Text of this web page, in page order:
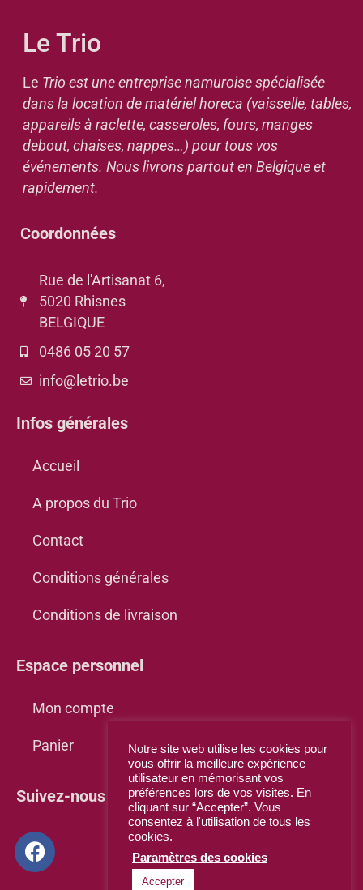
Le Trio
Le Trio est une entreprise namuroise spécialisée
dans la location de matériel horeca (vaisselle, tables,
appareils à raclette, casseroles, fours, manges
debout, chaises, nappes…) pour tous vos
événements. Nous livrons partout en Belgique et
rapidement.
Coordonnées
Rue de l'Artisanat 6,
5020 Rhisnes
BELGIQUE
0486 05 20 57
info@letrio.be
Infos générales
Accueil
A propos du Trio
Contact
Conditions générales
Conditions de livraison
Espace personnel
Mon compte
Panier
Suivez-nous sur Facebook
Notre site web utilise les cookies pour
vous offrir la meilleure expérience
utilisateur en mémorisant vos
préférences lors de vos visites. En
cliquant sur “Accepter”. Vous
consentez à l'utilisation de tous les
cookies.
Paramètres des cookies
Accepter